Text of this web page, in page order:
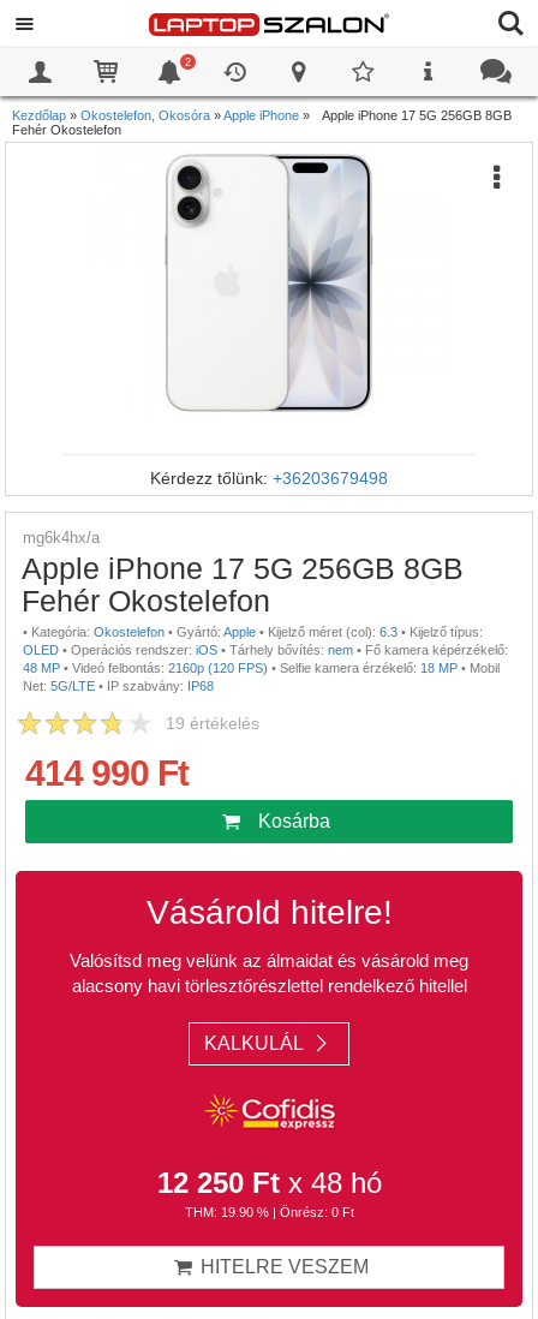
2
Kezdőlap » Okostelefon, Okosóra »Apple iPhone »
Apple iPhone 17 5G 256GB 8GB
Fehér Okostelefon
Kérdezz tőlünk: +36203679498
mg6k4hx/a
Apple iPhone 17 5G 256GB 8GB
Fehér Okostelefon
• Kategória: Okostelefon • Gyártó: Apple • Kijelző méret (col): 6.3 • Kijelző típus:
OLED • Operációs rendszer: iOS • Tárhely bővítés: nem • Fő kamera képérzékelő:
48 MP • Videó felbontás: 2160p (120 FPS) • Selfie kamera érzékelő: 18 MP • Mobil
Net: 5G/LTE • IP szabvány: IP68
19 értékelés
414 990 Ft
Kosárba
Vásárold hitelre!
Valósítsd meg velünk az álmaidat és vásárold meg
alacsony havi törlesztőrészlettel rendelkező hitellel
KALKULÁL
12 250 Ftx 48 hó
THM: 19.90 % | Önrész: 0 Ft
HITELRE VESZEM
0
0